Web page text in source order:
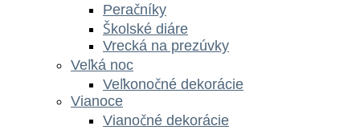
Peračníky
Školské diáre
Vrecká na prezúvky
Veľká noc
Veľkonočné dekorácie
Vianoce
Vianočné dekorácie